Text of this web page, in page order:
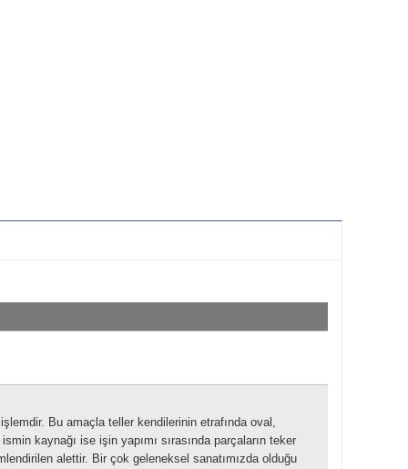
Bu amaçla teller kendilerinin etrafında oval,
kaynağı ise işin yapımı sırasında parçaların teker
alettir. Bir çok geleneksel sanatımızda olduğu